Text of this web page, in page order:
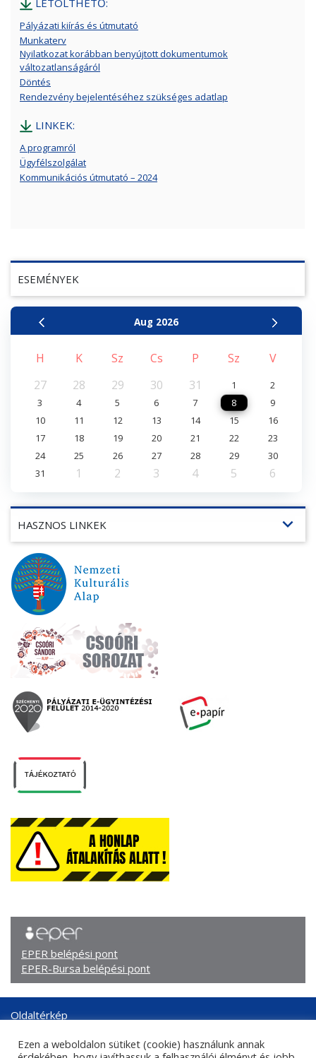
ESEMÉNYEK
Aug 2026
H K Sz Cs P Sz
V
27
28 29 30 31 1
2
3
4 5 6 7 8
9
10
11 12 13 14 15
16
17
18 19 20 21 22
23
24
25 26 27 28 29
30
31
1 2 3 4 5 6
EPER belépési pont
EPER-Bursa belépési pont
HASZNOS LINKEK expand_more
Pályázati kiírás és útmutató
Munkaterv
Nyilatkozat korábban benyújtott dokumentumok
változatlanságáról
Döntés
Rendezvény bejelentéséhez szükséges adatlap
LINKEK:
A programról
Ügyfélszolgálat
Kommunikációs útmutató – 2024
Oldaltérkép
Adatkezelési tájékoztató
Ezen a weboldalon sütiket (cookie) használunk annak